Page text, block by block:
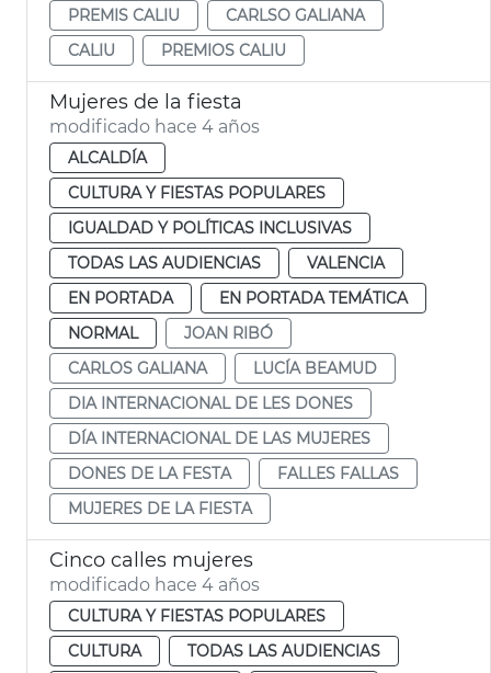
PREMIS CALIU
CARLSO GALIANA
CALIU
PREMIOS CALIU
Mujeres de la fiesta
modificado hace 4 años
ALCALDÍA
CULTURA Y FIESTAS POPULARES
IGUALDAD Y POLÍTICAS INCLUSIVAS
TODAS LAS AUDIENCIAS
VALENCIA
EN PORTADA
EN PORTADA TEMÁTICA
NORMAL
JOAN RIBÓ
CARLOS GALIANA
LUCÍA BEAMUD
DIA INTERNACIONAL DE LES DONES
DÍA INTERNACIONAL DE LAS MUJERES
DONES DE LA FESTA
FALLES FALLAS
MUJERES DE LA FIESTA
Cinco calles mujeres
modificado hace 4 años
CULTURA Y FIESTAS POPULARES
CULTURA
TODAS LAS AUDIENCIAS